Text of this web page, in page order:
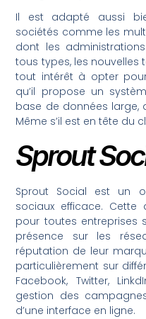
Il est adapté aussi
sociétés comme les
dont les
tous types, les nouvelles
tout intérêt à opter
qu’il propose un
base de données large,
Même s’il est en tête du
Sprout
Sprout Social est un
sociaux efficace. Cette
pour toutes entreprises
présence sur les
réputation de leur
particulièrement sur
Facebook, Twitter,
gestion des
d’une interface en ligne.